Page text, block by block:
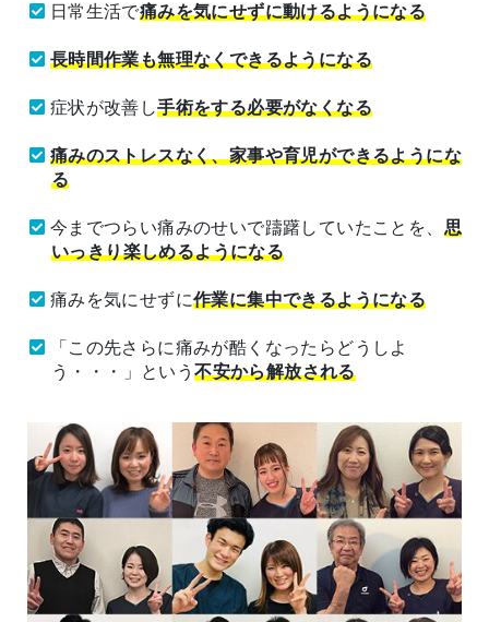
日常生活で痛みを気にせずに動けるようになる
長時間作業も無理なくできるようになる
症状が改善し手術をする必要がなくなる
痛みのストレスなく、家事や育児ができるようにな
る
今までつらい痛みのせいで躊躇していたことを、 思
いっきり楽しめるようになる
痛みを気にせずに作業に集中できるようになる
「この先さらに痛みが酷くなったらどうしよ
う・・・」という不安から解放される